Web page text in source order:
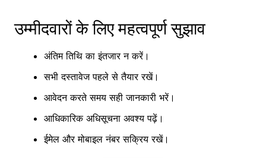
उम्मीदवारों के लिए महत्वपूर्ण सुझाव
अंतिम तिथि का इंतजार न करें।
सभी दस्तावेज पहले से तैयार रखें।
आवेदन करते समय सही जानकारी भरें।
आधिकारिक अधिसूचना अवश्य पढ़ें।
ईमेल और मोबाइल नंबर सक्रिय रखें।